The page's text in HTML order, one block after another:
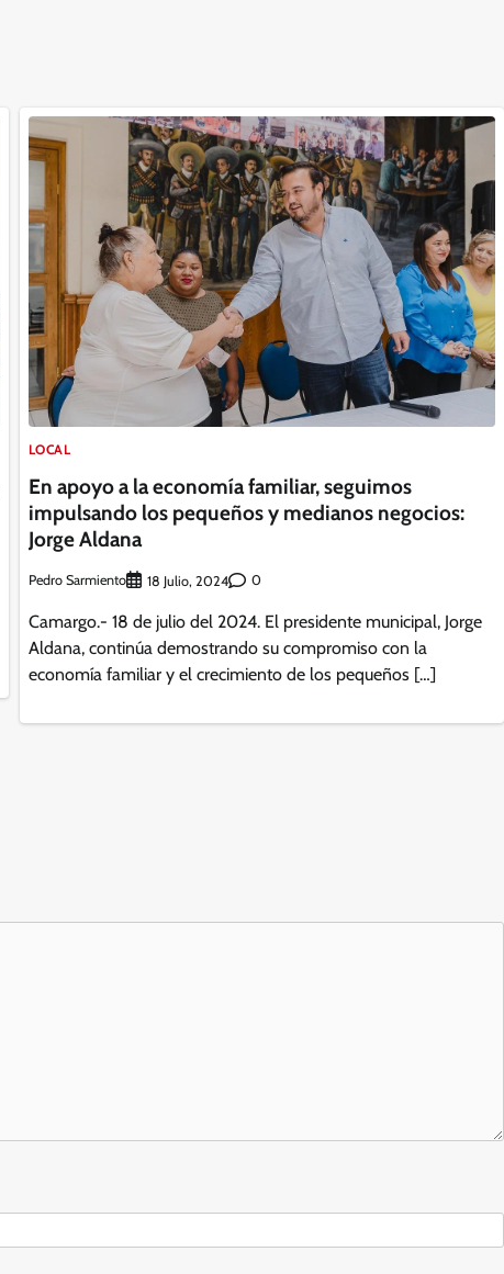
LOCAL
En apoyo a la economía familiar, seguimos
impulsando los pequeños y medianos negocios:
Jorge Aldana
Pedro Sarmiento 18 Julio, 2024 0
Camargo.- 18 de julio del 2024. El presidente municipal, Jorge
Aldana, continúa demostrando su compromiso con la
economía familiar y el crecimiento de los pequeños […]